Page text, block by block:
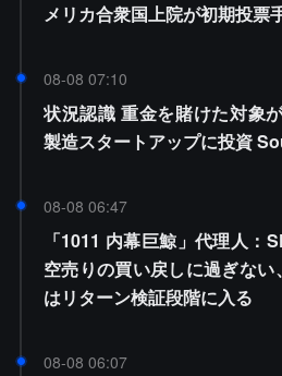
メリカ合衆国上院が初期投票
08-08 07:10
状況認識 重金を賭けた対象
製造スタートアップに投資
08-08 06:47
「1011 内幕巨鯨」代理人：
空売りの買い戻しに過ぎな
はリターン検証段階に入る
08-08 06:07